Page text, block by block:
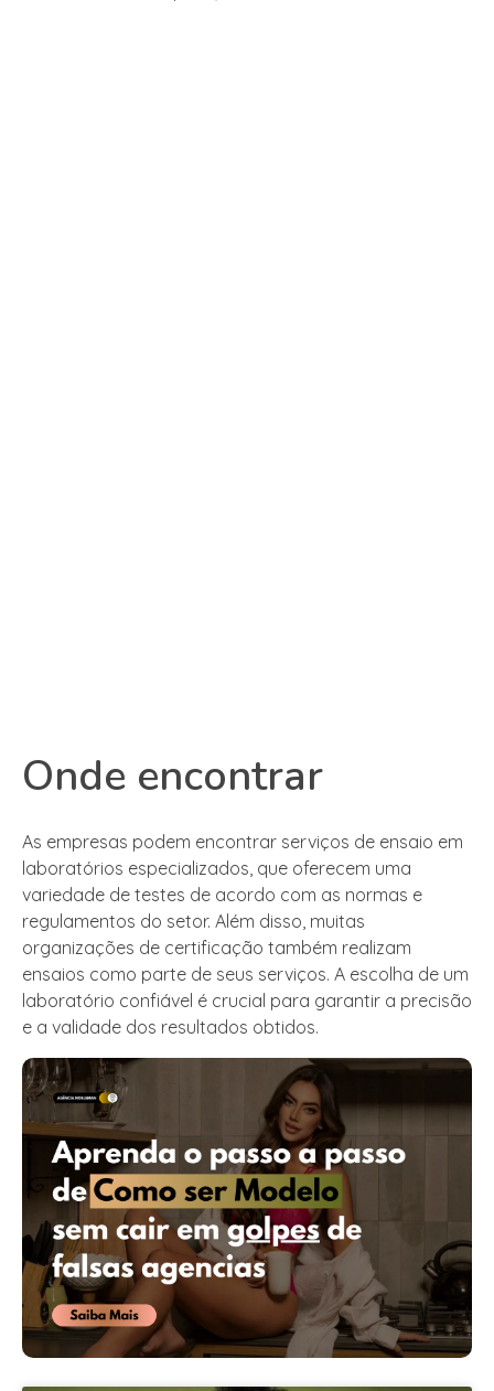
Onde encontrar
As empresas podem encontrar serviços de ensaio em
laboratórios especializados, que oferecem uma
variedade de testes de acordo com as normas e
regulamentos do setor. Além disso, muitas
organizações de certificação também realizam
ensaios como parte de seus serviços. A escolha de um
laboratório confiável é crucial para garantir a precisão
e a validade dos resultados obtidos.